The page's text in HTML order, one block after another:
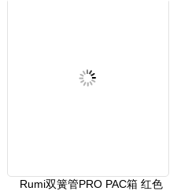
Rumi双簧管PRO PAC箱 红色